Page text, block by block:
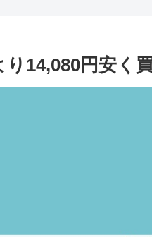
円安く買